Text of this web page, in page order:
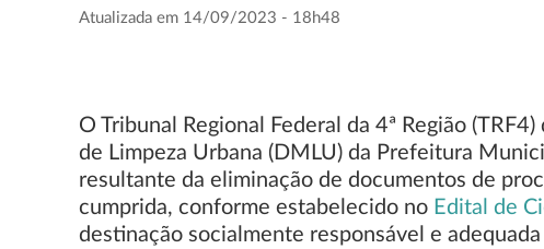
Atualizada em 14/09/2023 - 18h48
O Tribunal Regional Federal da 4ª Região
de Limpeza Urbana (DMLU) da Prefeitura
resultante da eliminação de documentos de
cumprida, conforme estabelecido no Edital de
destinação socialmente responsável e